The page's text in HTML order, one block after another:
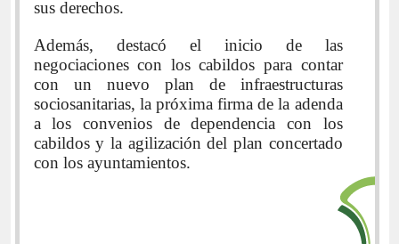
sus derechos.
Además, destacó el inicio de las
negociaciones con los cabildos para contar
con un nuevo plan de infraestructuras
sociosanitarias, la próxima firma de la adenda
a los convenios de dependencia con los
cabildos y la agilización del plan concertado
con los ayuntamientos.